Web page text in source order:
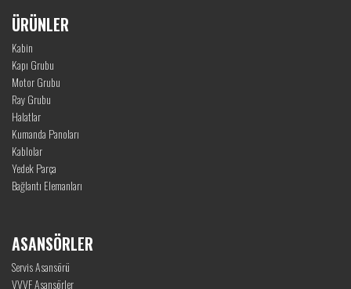
ÜRÜNLER
Kabin
Kapı Grubu
Motor Grubu
Ray Grubu
Halatlar
Kumanda Panoları
Kablolar
Yedek Parça
Bağlantı Elemanları
ASANSÖRLER
Servis Asansörü
VVVF Asansörler